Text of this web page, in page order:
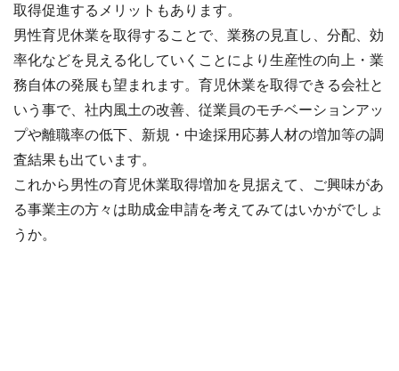
取得促進するメリットもあります。
男性育児休業を取得することで、業務の見直し、分配、効
率化などを見える化していくことにより生産性の向上・業
務自体の発展も望まれます。育児休業を取得できる会社と
いう事で、社内風土の改善、従業員のモチベーションアッ
プや離職率の低下、新規・中途採用応募人材の増加等の調
査結果も出ています。
これから男性の育児休業取得増加を見据えて、ご興味があ
る事業主の方々は助成金申請を考えてみてはいかがでしょ
うか。